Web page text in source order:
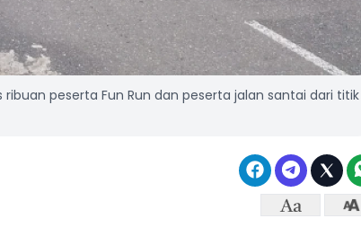
peserta Fun Run dan peserta jalan santai dari titik